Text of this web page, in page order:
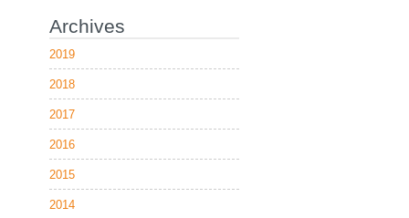
Archives
2019
2018
2017
2016
2015
2014